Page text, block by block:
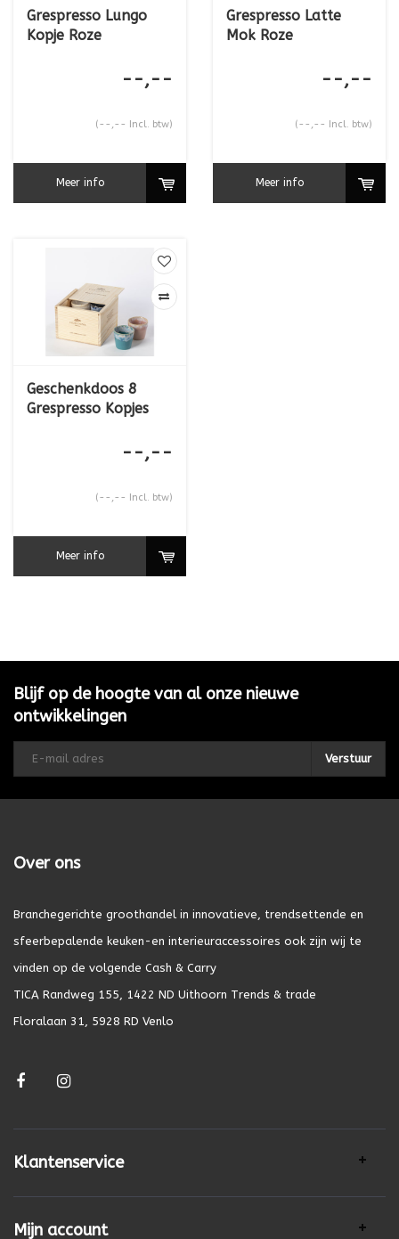
Grespresso Lungo
Kopje Roze
--,--
(--,-- Incl. btw)
Meer info
Grespresso Latte
Mok Roze
--,--
(--,-- Incl. btw)
Meer info
Geschenkdoos 8
Grespresso Kopjes
--,--
(--,-- Incl. btw)
Meer info
Blijf op de hoogte van al onze nieuwe
ontwikkelingen
Verstuur
Over ons
Branchegerichte groothandel in innovatieve, trendsettende en
sfeerbepalende keuken-en interieuraccessoires ook zijn wij te
vinden op de volgende Cash & Carry
TICA Randweg 155, 1422 ND Uithoorn Trends & trade
Floralaan 31, 5928 RD Venlo
Klantenservice
Mijn account